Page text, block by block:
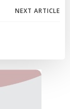
NEXT ARTICLE